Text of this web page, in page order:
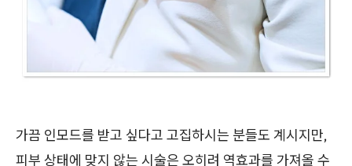
가끔 인모드를 받고 싶다고 고집하시는 분들도 계시지만,
피부 상태에 맞지 않는 시술은 오히려 역효과를 가져올 수